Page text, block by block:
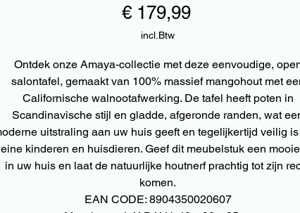
€ 179,99Prijs
incl.Btw
Ontdek onze Amaya-collectie met deze eenvoudige,
salontafel, gemaakt van 100% massief mangohout met
Californische walnootafwerking. De tafel heeft poten in
Scandinavische stijl en gladde, afgeronde randen, wat
uitstraling aan uw huis geeft en tegelijkertijd veilig
kinderen en huisdieren. Geef dit meubelstuk een
in uw huis en laat de natuurlijke houtnerf prachtig tot zijn
komen.
EAN CODE: 8904350020607